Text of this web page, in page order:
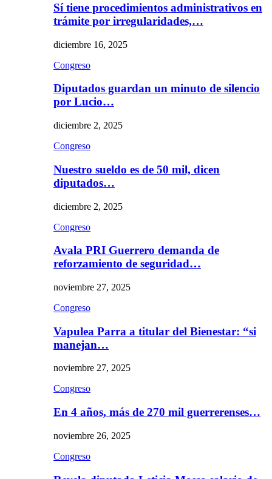
Sí tiene procedimientos administrativos en
trámite por irregularidades,…
diciembre 16, 2025
Congreso
Diputados guardan un minuto de silencio
por Lucio…
diciembre 2, 2025
Congreso
Nuestro sueldo es de 50 mil, dicen
diputados…
diciembre 2, 2025
Congreso
Avala PRI Guerrero demanda de
reforzamiento de seguridad…
noviembre 27, 2025
Congreso
Vapulea Parra a titular del Bienestar: “si
manejan…
noviembre 27, 2025
Congreso
En 4 años, más de 270 mil guerrerenses…
noviembre 26, 2025
Congreso